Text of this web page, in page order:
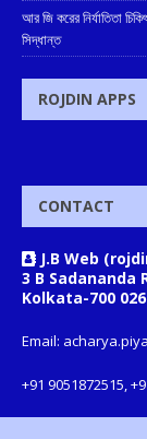
আর জি করের নির্যাতিতা
সিদ্ধান্ত
ROJDIN APPS
CONTACT
J.B Web
3 B Sadananda
Kolkata-700 026
Email:
+91 9051872515,